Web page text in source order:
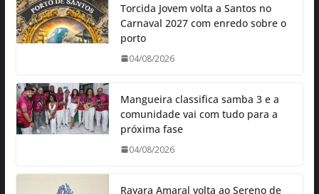
Torcida Jovem volta a Santos no
Carnaval 2027 com enredo sobre o
porto
04/08/2026
Mangueira classifica samba 3 e a
comunidade vai com tudo para a
próxima fase
04/08/2026
Rayara Amaral volta ao Sereno de